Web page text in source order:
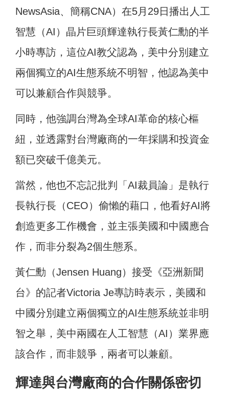
NewsAsia、簡稱CNA）在5月29日播出人工
智慧（AI）晶片巨頭輝達執行長黃仁勳的半
小時專訪，這位AI教父認為，美中分別建立
兩個獨立的AI生態系統不明智，他認為美中
可以兼顧合作與競爭。
同時，他強調台灣為全球AI革命的核心樞
紐，並透露對台灣廠商的一年採購和投資金
額已突破千億美元。
當然，他也不忘記批判「AI裁員論」是執行
長執行長（CEO）偷懶的藉口，他看好AI將
創造更多工作機會，並主張美國和中國應合
作，而非分裂為2個生態系。
黃仁勳（Jensen Huang）接受《亞洲新聞
台》的記者Victoria Je專訪時表示，美國和
中國分別建立兩個獨立的AI生態系統並非明
智之舉，美中兩國在人工智慧（AI）業界應
該合作，而非競爭，兩者可以兼顧。
輝達與台灣廠商的合作關係密切